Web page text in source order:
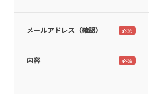
メールアドレス（確認）
内容